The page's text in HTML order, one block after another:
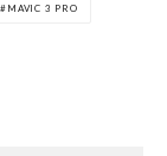
MAVIC 3 PRO